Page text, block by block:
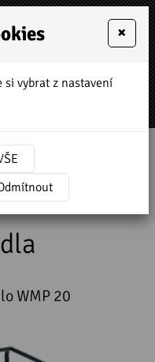
stavebních strojů
technika
»
Chemická
WMP 20
×
si vybrat z nastavení